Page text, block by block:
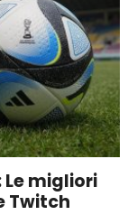
migliori
Twitch